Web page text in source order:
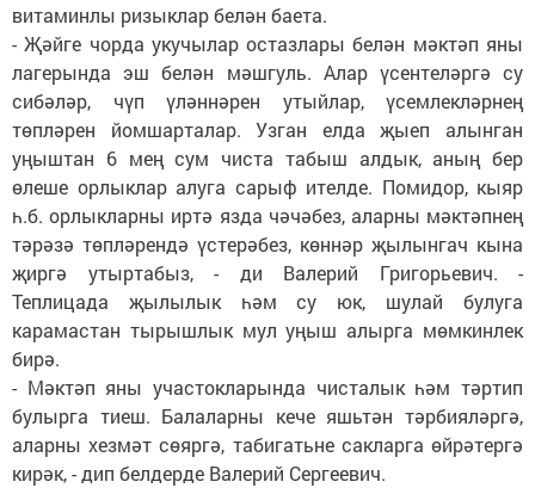
витаминлы ризыклар белән баета.
- Җәйге чорда укучылар остазлары белән мәктәп яны
лагерында эш белән мәшгуль. Алар үсентеләргә су
сибәләр, чүп үләннәрен утыйлар, үсемлекләрнең
төпләрен йомшарталар. Узган елда җыеп алынган
уңыштан 6 мең сум чиста табыш алдык, аның бер
өлеше орлыклар алуга сарыф ителде. Помидор, кыяр
һ.б. орлыкларны иртә язда чәчәбез, аларны мәктәпнең
тәрәзә төпләрендә үстерәбез, көннәр җылынгач кына
җиргә утыртабыз, - ди Валерий Григорьевич. -
Теплицада җылылык һәм су юк, шулай булуга
карамастан тырышлык мул уңыш алырга мөмкинлек
бирә.
- Мәктәп яны участокларында чисталык һәм тәртип
булырга тиеш. Балаларны кече яшьтән тәрбияләргә,
аларны хезмәт сөяргә, табигатьне сакларга өйрәтергә
кирәк, - дип белдерде Валерий Сергеевич.